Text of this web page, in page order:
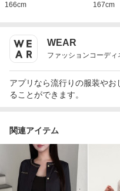
166cm 167cm
WEAR
ファッションコーディ
アプリなら流行りの服装や
ることができます。
関連アイテム